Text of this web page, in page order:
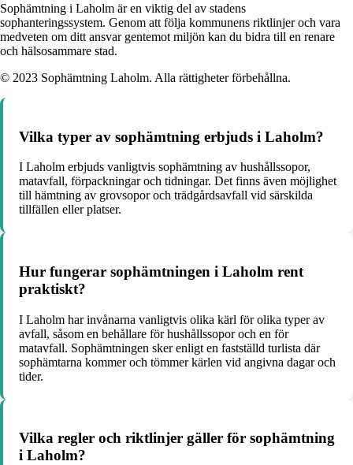
Sophämtning i Laholm är en viktig del av stadens
sophanteringssystem. Genom att följa kommunens riktlinjer och vara
medveten om ditt ansvar gentemot miljön kan du bidra till en renare
och hälsosammare stad.
© 2023 Sophämtning Laholm. Alla rättigheter förbehållna.
Vilka typer av sophämtning erbjuds i Laholm?
I Laholm erbjuds vanligtvis sophämtning av hushållssopor,
matavfall, förpackningar och tidningar. Det finns även möjlighet
till hämtning av grovsopor och trädgårdsavfall vid särskilda
tillfällen eller platser.
Hur fungerar sophämtningen i Laholm rent
praktiskt?
I Laholm har invånarna vanligtvis olika kärl för olika typer av
avfall, såsom en behållare för hushållssopor och en för
matavfall. Sophämtningen sker enligt en fastställd turlista där
sophämtarna kommer och tömmer kärlen vid angivna dagar och
tider.
Vilka regler och riktlinjer gäller för sophämtning
i Laholm?